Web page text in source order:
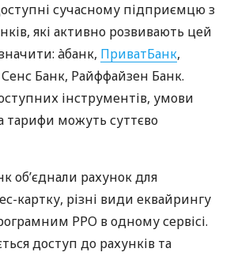
сучасному підприємцю з
які активно розвивають цей
àбанк, ПриватБанк,
Банк, Райффайзен Банк.
інструментів, умови
тарифи можуть суттєво
об’єднали рахунок для
картку, різні види еквайрингу
РРО в одному сервісі.
доступ до рахунків та